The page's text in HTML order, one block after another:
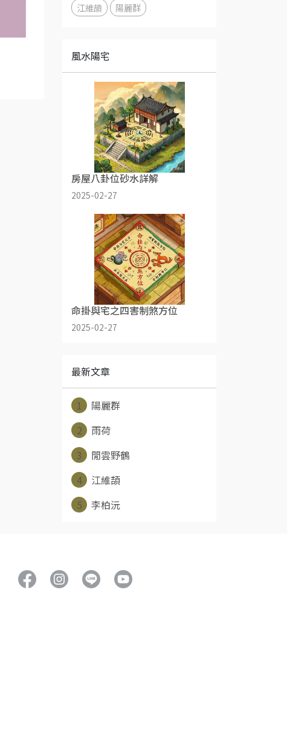
江維頡
陽麗群
風水陽宅
房屋八卦位砂水詳解
2025-02-27
命掛與宅之四害制煞方位
2025-02-27
最新文章
1
陽麗群
2
雨荷
3
閒雲野鶴
4
江維頡
5
李柏沅